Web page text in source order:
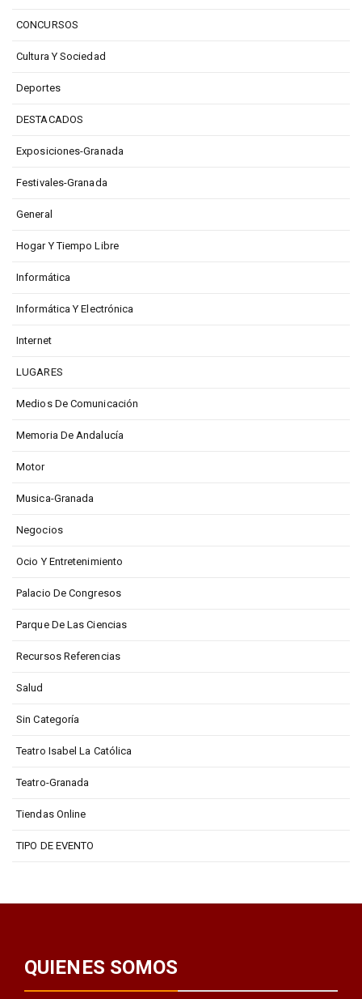
CONCURSOS
Cultura Y Sociedad
Deportes
DESTACADOS
Exposiciones-Granada
Festivales-Granada
General
Hogar Y Tiempo Libre
Informática
Informática Y Electrónica
Internet
LUGARES
Medios De Comunicación
Memoria De Andalucía
Motor
Musica-Granada
Negocios
Ocio Y Entretenimiento
Palacio De Congresos
Parque De Las Ciencias
Recursos Referencias
Salud
Sin Categoría
Teatro Isabel La Católica
Teatro-Granada
Tiendas Online
TIPO DE EVENTO
QUIENES SOMOS